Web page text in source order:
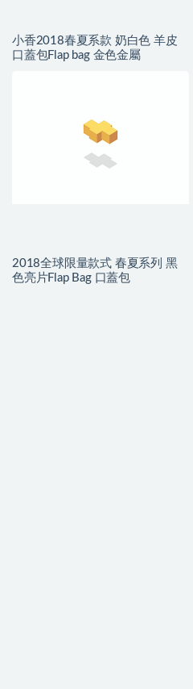
小香2018春夏系款 奶白色 羊皮
口蓋包Flap bag 金色金屬
2018全球限量款式 春夏系列 黑
色亮片Flap Bag 口蓋包